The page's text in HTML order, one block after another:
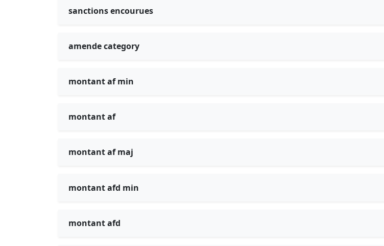
sanctions encourues
amende category
montant af min
montant af
montant af maj
montant afd min
montant afd